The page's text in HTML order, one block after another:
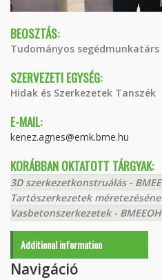
BEOSZTÁS:
Tudományos segédmunkatárs
SZERVEZETI EGYSÉG:
Hidak és Szerkezetek Tanszék
E-MAIL:
kenez.agnes@emk.bme.hu
KORÁBBAN OKTATOTT TÁRGYAK:
3D szerkezetkonstruálás -
Tartószerkezetek
Vasbetonszerkezetek -
Additional information
Navigáció